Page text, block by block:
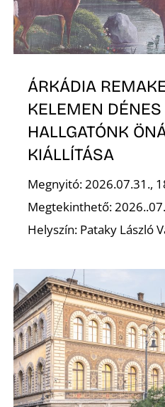
ÁRKÁDIA
KELEMEN DÉNES
HALLGATÓNK
KIÁLLÍTÁSA
Megnyitó: 2026.07.31.,
Megtekinthető:
Helyszín: Pataky László